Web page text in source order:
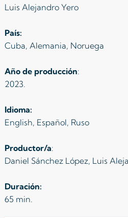
Luis Alejandro Yero
País:
Cuba, Alemania, Noruega
Año de producción:
2023.
Idioma:
English, Español, Ruso
Productor/a:
Daniel Sánchez López, Luis
Duración:
65 min.